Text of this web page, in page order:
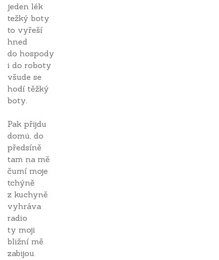
jeden lék
težký boty
to vyřeší
hned
do hospody
i do roboty
všude se
hodí těžký
boty.
Pak přijdu
domů, do
předsíně
tam na mě
čumí moje
tchýně
z kuchyně
vyhráva
radio
ty moji
bližní mě
zabijou.